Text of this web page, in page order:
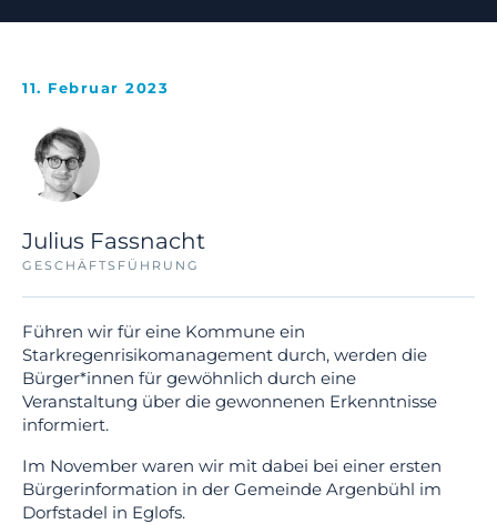
11. Februar 2023
Julius Fassnacht
GESCHÄFTSFÜHRUNG
Führen wir für eine Kommune ein
Starkregenrisikomanagement durch, werden die
Bürger*innen für gewöhnlich durch eine
Veranstaltung über die gewonnenen Erkenntnisse
informiert.
Im November waren wir mit dabei bei einer ersten
Bürgerinformation in der Gemeinde Argenbühl im
Dorfstadel in Eglofs.